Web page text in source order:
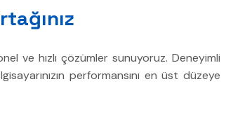
ve hızlı çözümler sunuyoruz. Deneyimli
performansını en üst düzeye